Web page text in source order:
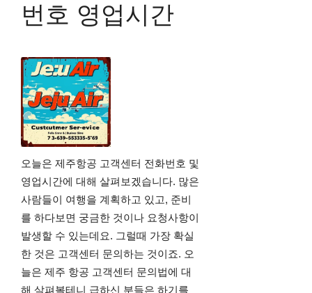
번호 영업시간
오늘은 제주항공 고객센터 전화번호 및
영업시간에 대해 살펴보겠습니다. 많은
사람들이 여행을 계획하고 있고, 준비
를 하다보면 궁금한 것이나 요청사항이
발생할 수 있는데요. 그럴때 가장 확실
한 것은 고객센터 문의하는 것이죠. 오
늘은 제주 항공 고객센터 문의법에 대
해 살펴볼테니 급하신 분들은 하기를